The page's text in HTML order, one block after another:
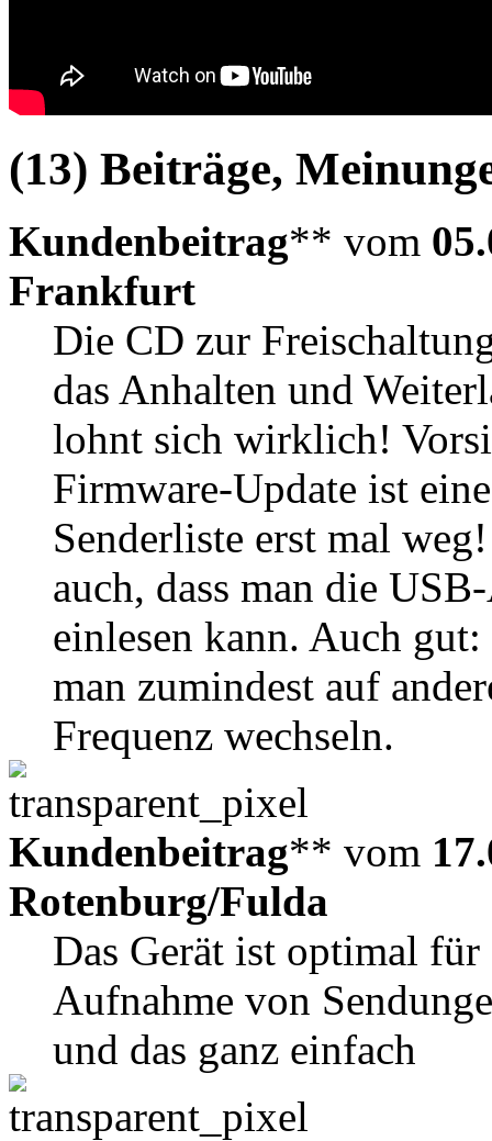
(13) Beiträge,
Kundenbeitrag** vom
Frankfurt
Die CD zur
das Anhalten und
lohnt sich wirklich!
Firmware-Update ist
Senderliste erst mal
auch, dass man die
einlesen kann. Auch
man zumindest auf
Frequenz wechseln.
Kundenbeitrag** vom
Rotenburg/Fulda
Das Gerät ist optimal für
Aufnahme von
und das ganz einfach